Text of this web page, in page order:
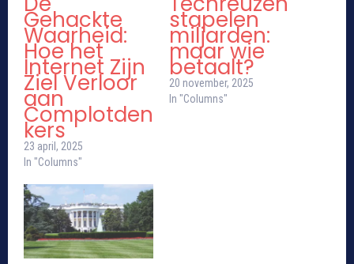
Gehackte
Waarheid:
Hoe het
Internet Zijn
Ziel Verloor
aan
Complotden
kers
23 april, 2025
In "Columns"
stapelen
miljarden:
maar wie
betaalt?
20 november, 2025
In "Columns"